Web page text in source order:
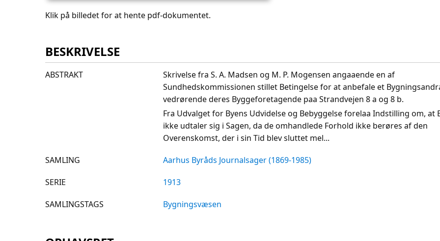
Klik på billedet for at hente pdf-dokumentet.
BESKRIVELSE
ABSTRAKT
Skrivelse fra S. A. Madsen og M. P. Mogensen angaaende en af
Sundhedskommissionen stillet Betingelse for at anbefale et
vedrørende deres Byggeforetagende paa Strandvejen 8 a og 8 b.
Fra Udvalget for Byens Udvidelse og Bebyggelse forelaa Indstilling om, at
ikke udtaler sig i Sagen, da de omhandlede Forhold ikke berøres af den
Overenskomst, der i sin Tid blev sluttet mel...
SAMLING Aarhus Byråds Journalsager (1869-1985)
SERIE 1913
SAMLINGSTAGS Bygningsvæsen